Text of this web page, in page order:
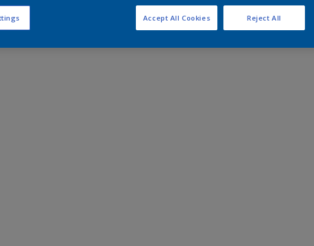
Reject All
Accept All Cookies